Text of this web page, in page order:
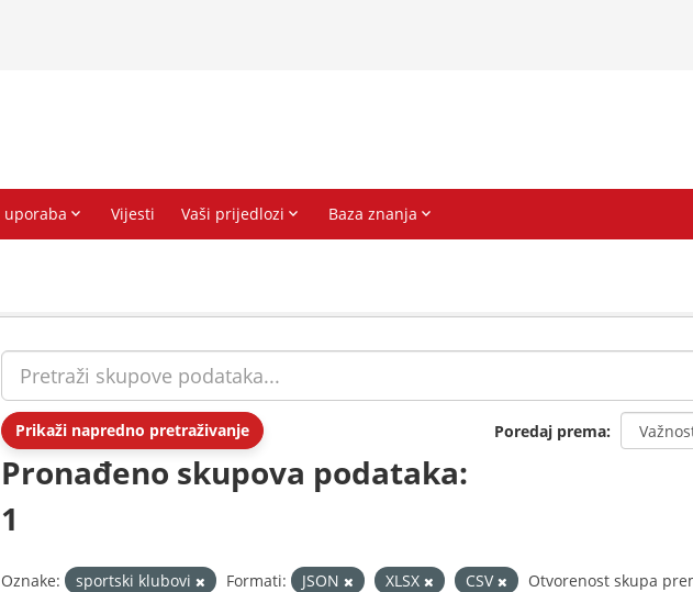
Prikaži napredno pretraživanje Poredaj prema
Pronađeno skupova podataka:
1
Oznake: sportski klubovi Formati: JSON XLSX CSV
Otvorenost skupa